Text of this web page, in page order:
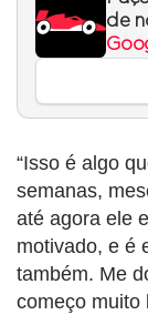
de
“Isso é algo
semanas,
até agora ele
motivado, e é
também. Me
começo muito